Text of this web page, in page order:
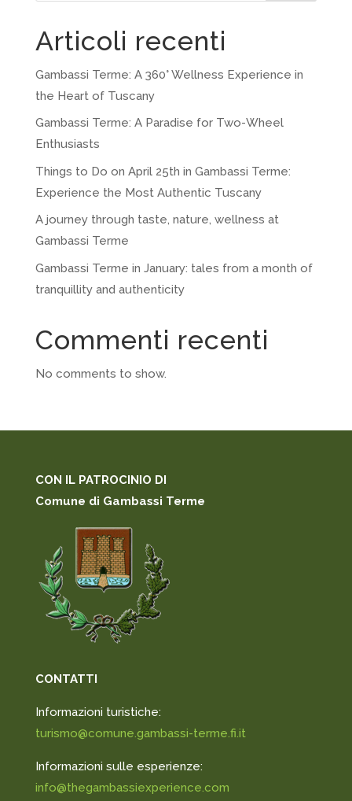
Articoli recenti
Gambassi Terme: A 360° Wellness Experience in
the Heart of Tuscany
Gambassi Terme: A Paradise for Two-Wheel
Enthusiasts
Things to Do on April 25th in Gambassi Terme:
Experience the Most Authentic Tuscany
A journey through taste, nature, wellness at
Gambassi Terme
Gambassi Terme in January: tales from a month of
tranquillity and authenticity
Commenti recenti
No comments to show.
CON IL PATROCINIO DI
Comune di Gambassi Terme
CONTATTI
Informazioni turistiche:
turismo@comune.gambassi-terme.fi.it
Informazioni sulle esperienze:
info@thegambassiexperience.com